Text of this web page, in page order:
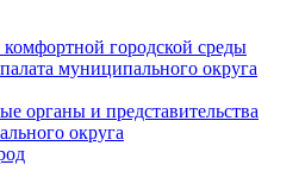
городской среды
муниципального округа
органы и представительства
округа